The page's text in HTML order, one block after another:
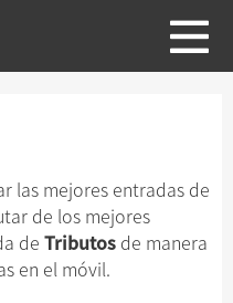
las mejores entradas de
de los mejores
de Tributos de manera
en el móvil.